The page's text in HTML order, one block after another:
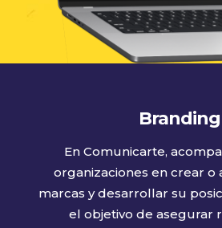
Branding
En Comunicarte,
organizaciones en crear o
marcas y desarrollar su
el objetivo de asegurar